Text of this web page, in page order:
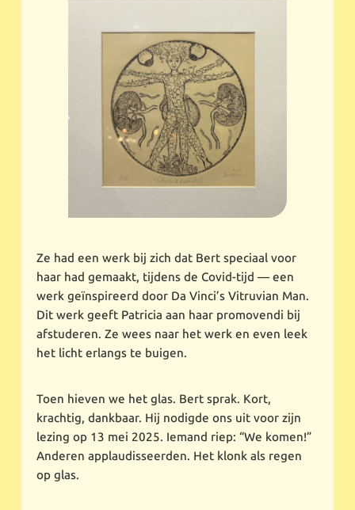
Ze had een werk bij zich dat Bert speciaal voor
haar had gemaakt, tijdens de Covid-tijd — een
werk geïnspireerd door Da Vinci’s Vitruvian Man.
Dit werk geeft Patricia aan haar promovendi bij
afstuderen. Ze wees naar het werk en even leek
het licht erlangs te buigen.
Toen hieven we het glas. Bert sprak. Kort,
krachtig, dankbaar. Hij nodigde ons uit voor zijn
lezing op 13 mei 2025. Iemand riep: “We komen!”
Anderen applaudisseerden. Het klonk als regen
op glas.